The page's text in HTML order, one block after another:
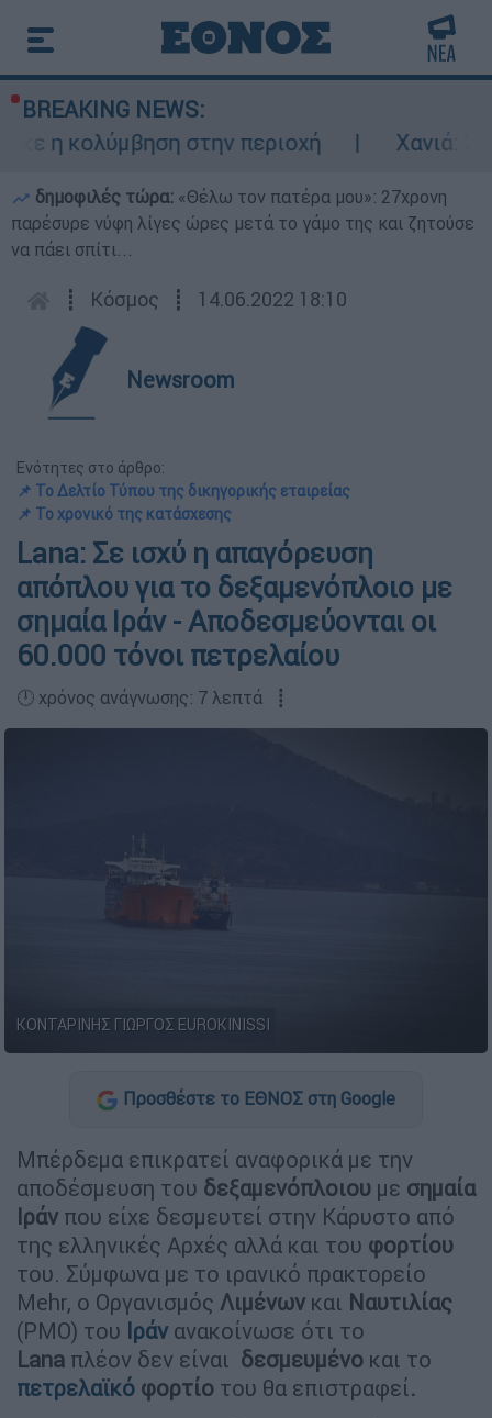
BREAKING NEWS:
στην περιοχή
Χανιά:
δημοφιλές τώρα: «Θέλω τον πατέρα μου»: 27χρονη
παρέσυρε νύφη λίγες ώρες μετά το γάμο της και ζητούσε
να πάει σπίτι...
┋ Κόσμος ┋ 14.06.2022 18:10
Newsroom
Ενότητες στο άρθρο:
📌 Το Δελτίο Τύπου της δικηγορικής εταιρείας
📌 Το χρονικό της κατάσχεσης
Lana: Σε ισχύ η απαγόρευση
απόπλου για το δεξαμενόπλοιο με
σημαία Ιράν - Αποδεσμεύονται οι
60.000 τόνοι πετρελαίου
🕛 χρόνος ανάγνωσης: 7 λεπτά ┋
ΚΟΝΤΑΡΙΝΗΣ ΓΙΩΡΓΟΣ EUROKINISSI
Προσθέστε το ΕΘΝΟΣ στη Google
Μπέρδεμα επικρατεί αναφορικά με την
αποδέσμευση του δεξαμενόπλοιου με σημαία
Ιράν που είχε δεσμευτεί στην Κάρυστο από
της ελληνικές Αρχές αλλά και του φορτίου
του. Σύμφωνα με το ιρανικό πρακτορείο
Mehr, ο Οργανισμός Λιμένων και Ναυτιλίας
(PMO) του Ιράνανακοίνωσε ότι το
Lana πλέον δεν είναι δεσμευμένο και το
πετρελαϊκό φορτίο του θα επιστραφεί.